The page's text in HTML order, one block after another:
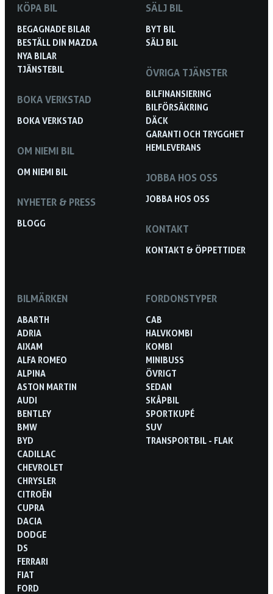
KÖPA BIL
BEGAGNADE BILAR
BESTÄLL DIN MAZDA
NYA BILAR
TJÄNSTEBIL
BOKA VERKSTAD
BOKA VERKSTAD
OM NIEMI BIL
OM NIEMI BIL
NYHETER & PRESS
BLOGG
SÄLJ BIL
BYT BIL
SÄLJ BIL
ÖVRIGA TJÄNSTER
BILFINANSIERING
BILFÖRSÄKRING
DÄCK
GARANTI OCH TRYGGHET
HEMLEVERANS
JOBBA HOS OSS
JOBBA HOS OSS
KONTAKT
KONTAKT & ÖPPETTIDER
BILMÄRKEN
ABARTH
ADRIA
AIXAM
ALFA ROMEO
ALPINA
ASTON MARTIN
AUDI
BENTLEY
BMW
BYD
CADILLAC
CHEVROLET
CHRYSLER
CITROËN
CUPRA
DACIA
DODGE
DS
FERRARI
FIAT
FORD
FORDONSTYPER
CAB
HALVKOMBI
KOMBI
MINIBUSS
ÖVRIGT
SEDAN
SKÅPBIL
SPORTKUPÉ
SUV
TRANSPORTBIL - FLAK